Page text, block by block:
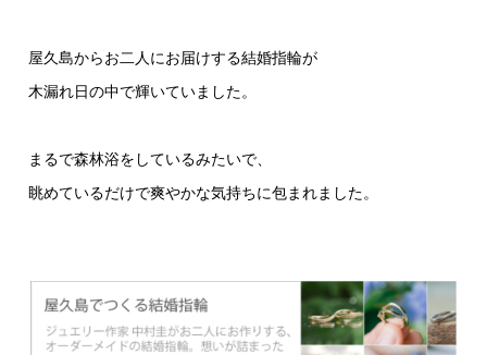
屋久島からお二人にお届けする結婚指輪が
木漏れ日の中で輝いていました。
まるで森林浴をしているみたいで、
眺めているだけで爽やかな気持ちに包まれました。